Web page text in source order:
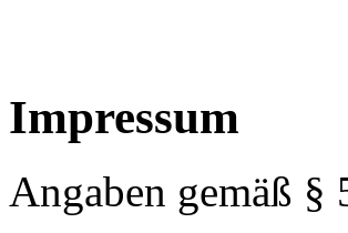
Impressum
Angaben gemäß §